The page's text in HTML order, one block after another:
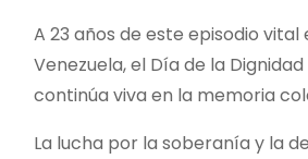
A 23 años de este episodio vital
Venezuela, el Día de la
continúa viva en la memoria
La lucha por la soberanía y la